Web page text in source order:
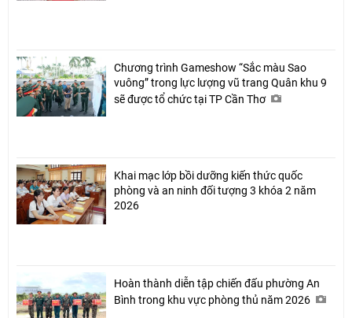
Chương trình Gameshow “Sắc màu Sao
vuông” trong lực lượng vũ trang Quân khu 9
sẽ được tổ chức tại TP Cần Thơ
Khai mạc lớp bồi dưỡng kiến thức quốc
phòng và an ninh đối tượng 3 khóa 2 năm
2026
Hoàn thành diễn tập chiến đấu phường An
Bình trong khu vực phòng thủ năm 2026